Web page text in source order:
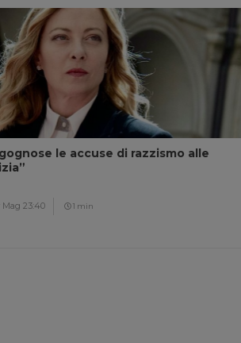
le accuse di razzismo alle
Mag 23:40 1 min